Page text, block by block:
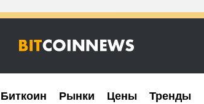
Биткоин Рынки Цены Тренды
Биткоин Рынки Цены Тренды